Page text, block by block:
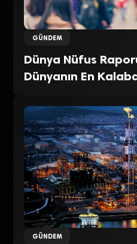
GÜNDEM
Dünya Nüfus
Dünyanın En
GÜNDEM